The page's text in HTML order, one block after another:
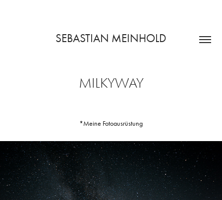
SEBASTIAN MEINHOLD
MILKYWAY
*Meine Fotoausrüstung